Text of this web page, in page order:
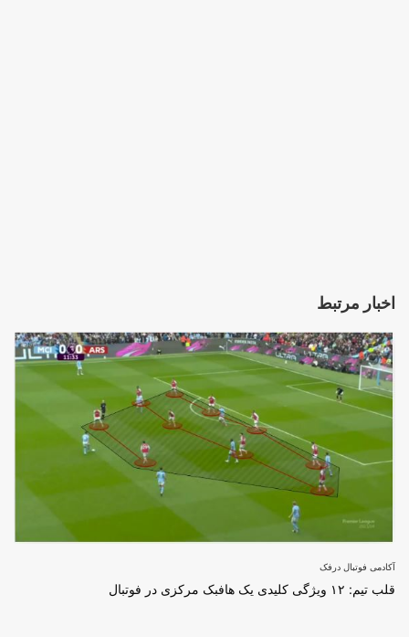
اخبار مرتبط
آکادمی فوتبال درفک
قلب تیم: ۱۲ ویژگی کلیدی یک هافبک مرکزی در فوتبال